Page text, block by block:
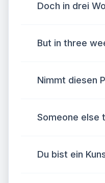
Doch in drei
But in three
Nimmt diesen
Someone else
Du bist ein